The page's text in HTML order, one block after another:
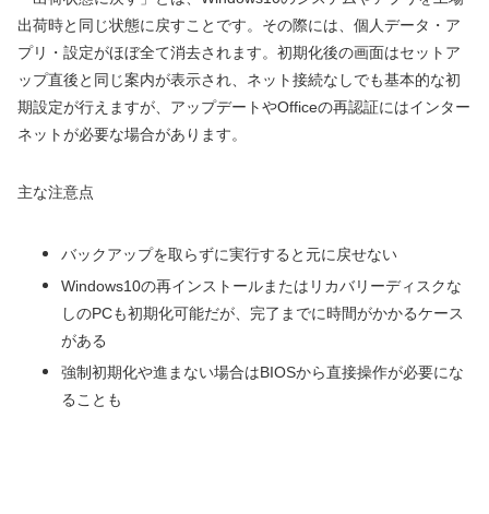
出荷時と同じ状態に戻すことです。その際には、個人データ・ア
プリ・設定がほぼ全て消去されます。初期化後の画面はセットア
ップ直後と同じ案内が表示され、ネット接続なしでも基本的な初
期設定が行えますが、アップデートやOfficeの再認証にはインター
ネットが必要な場合があります。
主な注意点
バックアップを取らずに実行すると元に戻せない
Windows10の再インストールまたはリカバリーディスクな
しのPCも初期化可能だが、完了までに時間がかかるケース
がある
強制初期化や進まない場合はBIOSから直接操作が必要にな
ることも